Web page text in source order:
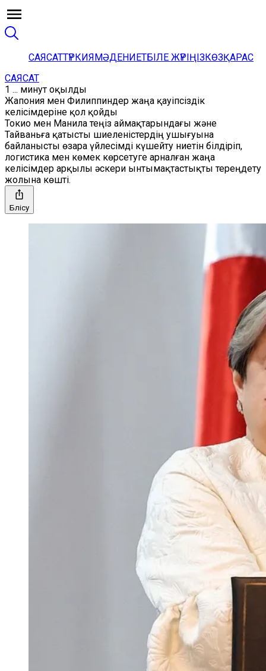
САЯСАТТҮРКИЯМӘДЕНИЕТБІЛЕ ЖҮРІҢІЗКӨЗҚАРАС
САЯСАТ
1 ... минут оқылды
Жапония мен Филиппиндер жаңа қауіпсіздік
келісімдеріне қол қойды
Токио мен Манила теңіз аймақтарындағы және
Тайваньға қатысты шиеленістердің ушығуына
байланысты өзара үйлесімді күшейту ниетін білдіріп,
логистика мен көмек көрсетуге арналған жаңа
келісімдер арқылы әскери ынтымақтастықты тереңдету
жолына көшті.
Бөлісу